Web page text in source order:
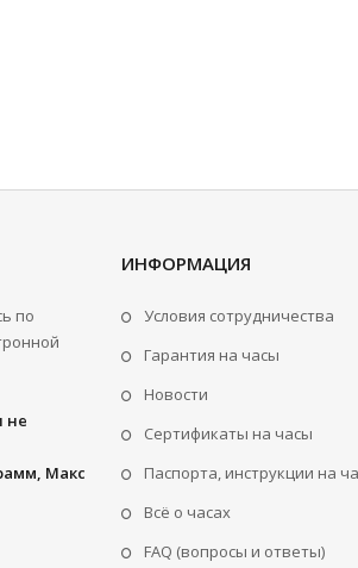
по
не
Макс
ИНФОРМАЦИЯ
Условия сотрудничества
Гарантия на часы
Новости
Сертификаты на часы
Паспорта, инструкции на
Всё о часах
FAQ (вопросы и ответы)